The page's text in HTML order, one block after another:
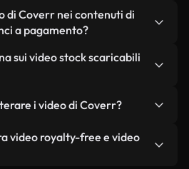
in conformità con
riconoscimento dell'autore.
nostra libreria sono
sebbene sia sempre
di Coverr nei contenuti di
a pagamento?
possono essere utilizzati
YouTube, promozioni sui
rivendano o ridistribuiscano
sui video stock scaricabili
artificiale, include
filmati puliti e pronti
i video di Coverr?
ritagliare o remixare i
solo che il prodotto
video royalty-free e video